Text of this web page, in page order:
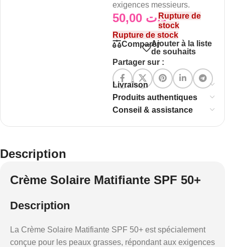
exigences messieurs.
د.تRupture de
stock
Rupture de stock
ComparerAjouter à la liste
de souhaits
Partager sur :
Livraison
Produits authentiques
Conseil & assistance
Description
Crème Solaire Matifiante SPF 50+
Description
La Crème Solaire Matifiante SPF 50+ est spécialement
conçue pour les peaux grasses, répondant aux exigences